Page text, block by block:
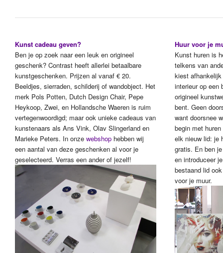
Kunst cadeau geven?
Ben je op zoek naar een leuk en origineel
geschenk? Contrast heeft allerlei betaalbare
kunstgeschenken. Prijzen al vanaf € 20.
Beeldjes, sierraden, schilderij of wandobject. Het
merk Pols Potten, Dutch Design Chair, Pepe
Heykoop, Zwei, en Hollandsche Waeren is ruim
vertegenwoordigd; maar ook unieke cadeaus van
kunstenaars als Ans Vink, Olav Slingerland en
Marieke Peters. In onze webshop hebben wij
een aantal van deze geschenken al voor je
geselecteerd. Verras een ander of jezelf!
Huur voor je
Kunst huren is
telkens van
kiest
interieur op een
origineel
bent. Geen
want doorsnee
begin met
elk nieuw lid: je
gratis. En ben
en introduceer
bestaand lid
voor je muur.